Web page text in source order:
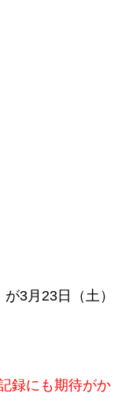
が3月23日（土）
録にも期待がか